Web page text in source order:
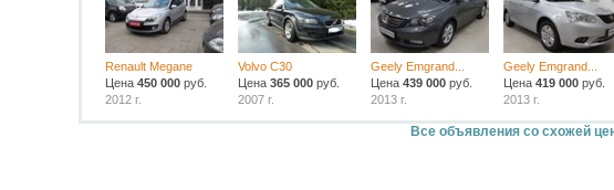
Renault Megane
Цена450 000 руб.
2012 г.
Volvo C30
Цена365 000 руб.
2007 г.
Geely Emgrand...
Цена 439 000руб.
2013 г.
Geely Emgrand...
Цена 419 000руб.
2013 г.
Все объявления со схожей